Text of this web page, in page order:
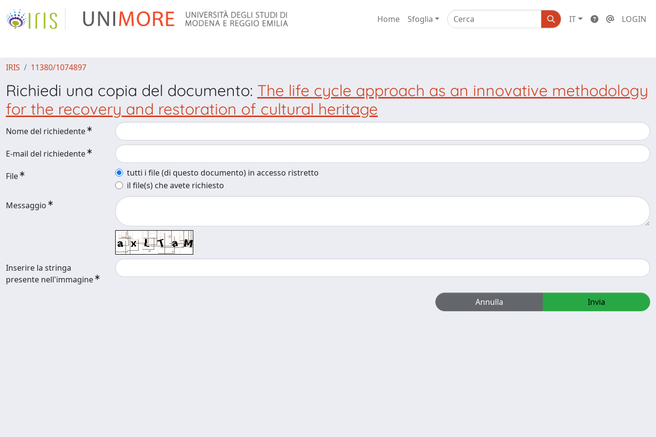
Home Sfoglia IT LOGIN
IRIS 11380/1074897
Richiedi una copia del documento: The life cycle approach as an innovative methodology
for the recovery and restoration of cultural heritage
Nome del richiedente
E-mail del richiedente
File
tutti i file (di questo documento) in accesso ristretto
il file(s) che avete richiesto
Messaggio
Inserire la stringa
presente nell'immagine
Annulla Invia